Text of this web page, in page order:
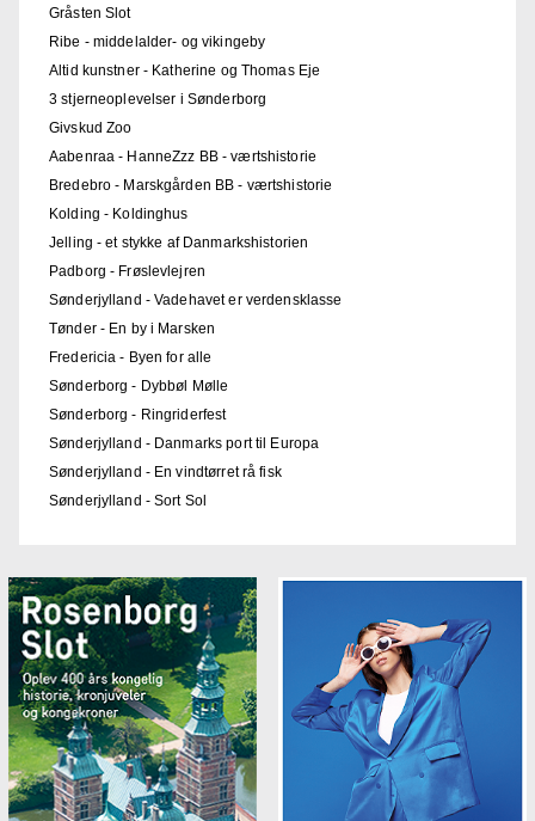
Gråsten Slot
Ribe - middelalder- og vikingeby
Altid kunstner - Katherine og Thomas Eje
3 stjerneoplevelser i Sønderborg
Givskud Zoo
Aabenraa - HanneZzz BB - værtshistorie
Bredebro - Marskgården BB - værtshistorie
Kolding - Koldinghus
Jelling - et stykke af Danmarkshistorien
Padborg - Frøslevlejren
Sønderjylland - Vadehavet er verdensklasse
Tønder - En by i Marsken
Fredericia - Byen for alle
Sønderborg - Dybbøl Mølle
Sønderborg - Ringriderfest
Sønderjylland - Danmarks port til Europa
Sønderjylland - En vindtørret rå fisk
Sønderjylland - Sort Sol